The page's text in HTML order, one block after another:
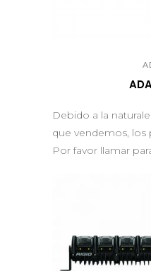
Debido a la
que vendemos, los
Por favor llamar